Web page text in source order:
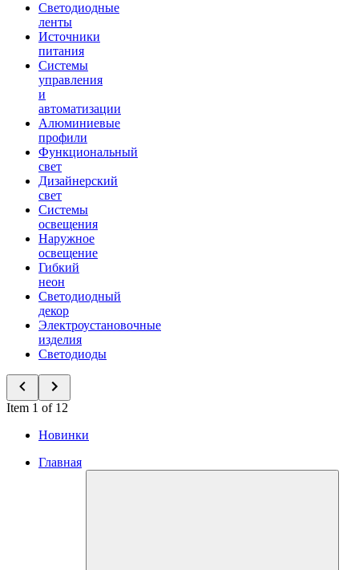
Светодиодные
ленты
Источники
питания
Системы
управления
и
автоматизации
Алюминиевые
профили
Функциональный
свет
Дизайнерский
свет
Системы
освещения
Наружное
освещение
Гибкий
неон
Светодиодный
декор
Электроустановочные
изделия
Светодиоды
Item 1 of 12
Новинки
Главная